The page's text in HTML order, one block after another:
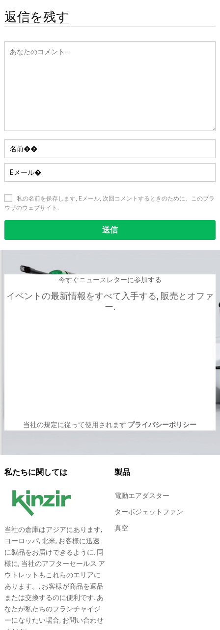
返信を残す
私の名前を保存します, Eメール, 次回コメントするときのために、このブラ
ウザのウェブサイト.
今すぐニュースレターに参加する
イベントの最新情報をすべて入手する, 販売とオファ
ー.
当社の規定に従って使用されます プライバシーポリシー
私たちに関しては
当社の倉庫はアジアにあります,
ヨーロッパ, 北米, お客様に迅速
に製品をお届けできるように. 同
様に, 当社のアフターセールス ア
ウトレットもこれらのエリアに
あります。, お客様が商品を返品
または交換するのに便利です. あ
なたが私たちのフランチャイジ
ーになりたい場合, お問い合わせ
製品
電動エアダスター
ターボジェットファン
真空